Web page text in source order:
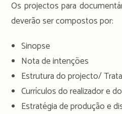
Os projectos para
deverão ser compostos por:
Sinopse
Nota de intenções
Estrutura do projecto/
Currículos do realizador e
Estratégia de produção e